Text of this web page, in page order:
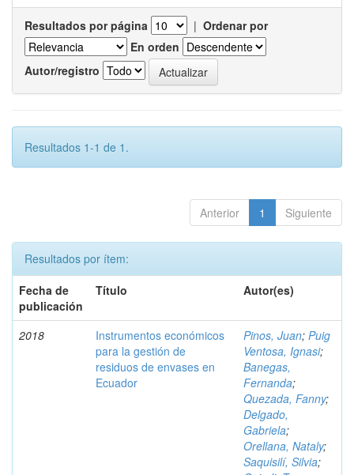
Resultados por página | Ordenar por
En orden
Autor/registro
Resultados 1-1 de 1.
Anterior 1 Siguiente
Resultados por ítem:
Fecha de
publicación
Título Autor(es)
2018
Instrumentos económicos
para la gestión de
residuos de envases en
Ecuador
Pinos, Juan; Puig
Ventosa, Ignasi;
Banegas,
Fernanda;
Quezada, Fanny;
Delgado,
Gabriela;
Orellana, Nataly;
Saquisilí, Silvia;